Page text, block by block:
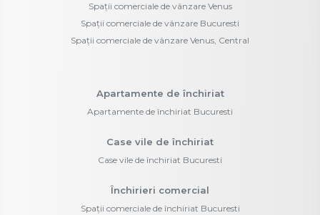
Spații comerciale de vânzare Venus
Spații comerciale de vânzare Bucuresti
Spații comerciale de vânzare Venus, Central
Apartamente de închiriat
Apartamente de închiriat Bucuresti
Case vile de închiriat
Case vile de închiriat Bucuresti
Închirieri comercial
Spații comerciale de închiriat Bucuresti